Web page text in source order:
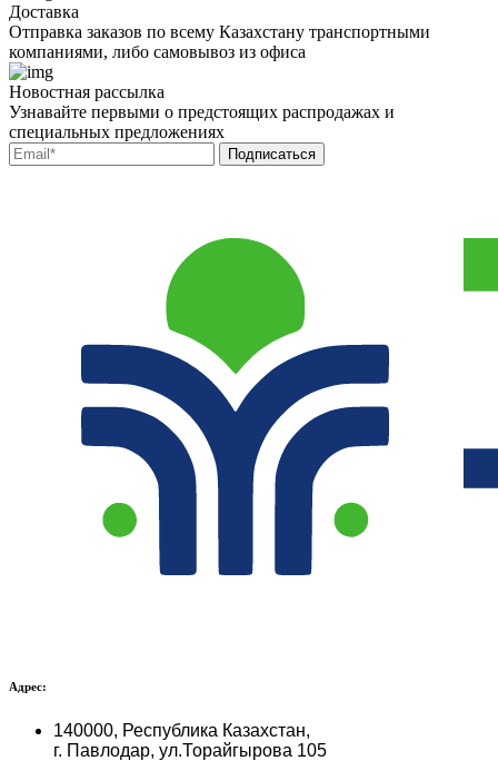
Доставка
Отправка заказов по всему Казахстану транспортными
компаниями, либо самовывоз из офиса
Новостная рассылка
Узнавайте первыми о предстоящих распродажах и
специальных предложениях
Адрес:
140000, Республика Казахстан,
г. Павлодар, ул.Торайгырова 105